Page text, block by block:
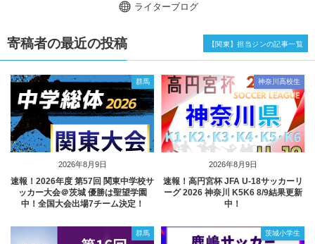
ライターブログ
寄稿者の最近の投稿
2026年8月9日
群馬
速報！2026年度 第57回 関東中学校サ
ッカー大会＠茨城 優勝は聖望学園
中！全国大会出場7チーム決定！
2026年8月9日
神奈川高校生
速報！高円宮杯 JFA U-18サッカーリ
ーグ 2026 神奈川 K5K6 8/9結果更新
中！
群馬 茨城小学生
【関東】担当ジンの記事一覧